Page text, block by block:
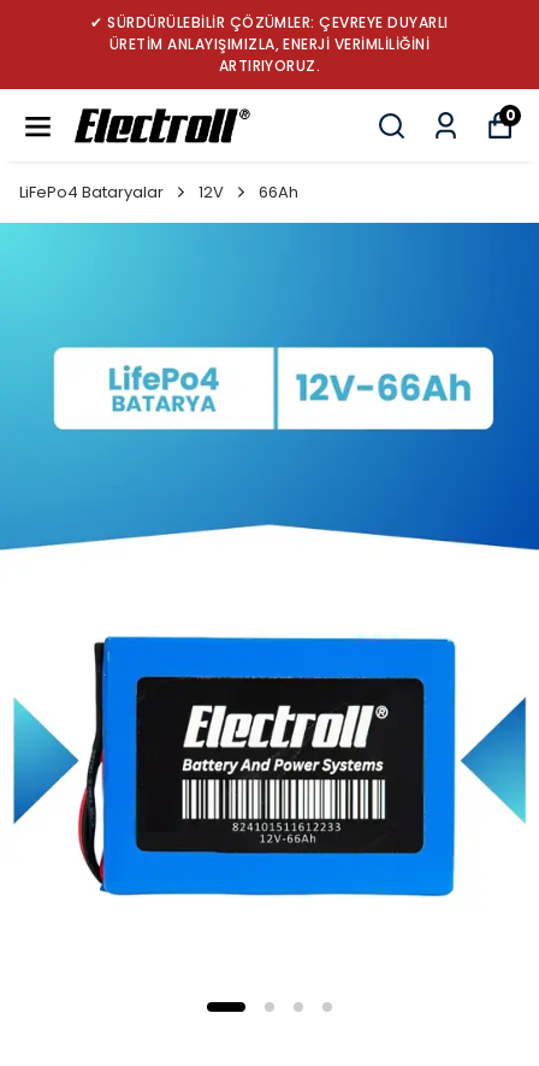
✔ SÜRDÜRÜLEBİLİR ÇÖZÜMLER: ÇEVREYE DUYARLI
ÜRETİM ANLAYIŞIMIZLA, ENERJİ VERİMLİLİĞİNİ
ARTIRIYORUZ.
0
LiFePo4 Bataryalar 12V 66Ah